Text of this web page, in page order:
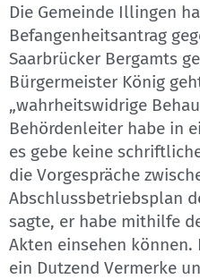
Die Gemeinde Illingen
Befangenheitsantrag
Saarbrücker Bergamts
Bürgermeister König
„wahrheitswidrige
Behördenleiter habe in
es gebe keine
die Vorgespräche
Abschlussbetriebsplan
sagte, er habe mithilfe
Akten einsehen
ein Dutzend Vermerke